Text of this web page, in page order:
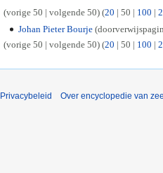
(vorige 50 | volgende 50) (20 | 50 | 100 |
Johan Pieter Bourje
(vorige 50 | volgende 50) (20 | 50 | 100 |
Privacybeleid Over encyclopedie van